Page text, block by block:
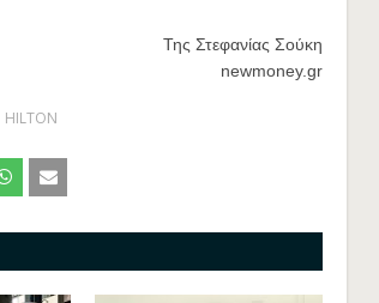
Της Στεφανίας Σούκη
newmoney.gr
HILTON